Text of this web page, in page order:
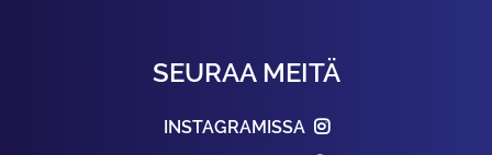
SEURAA MEITÄ
INSTAGRAMISSA